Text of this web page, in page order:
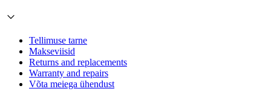
Tellimuse tarne
Makseviisid
Returns and replacements
Warranty and repairs
Võta meiega ühendust